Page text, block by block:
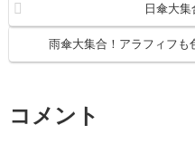
日傘大
雨傘大集合！アラフィフも
コメント